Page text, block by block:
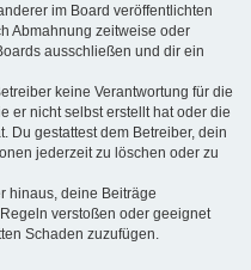
im Board veröffentlichten
Abmahnung zeitweise oder
ausschließen und dir ein
keine Verantwortung für die
er nicht selbst erstellt hat oder die
Du gestattest dem Betreiber, dein
jederzeit zu löschen oder zu
hinaus, deine Beiträge
verstoßen oder geeignet
Schaden zuzufügen.